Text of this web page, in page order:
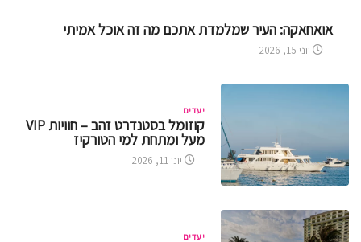
אואחאקה: העיר שמלמדת אתכם מה זה אוכל אמיתי
יוני 15, 2026
יעדים
קוזומל בסטנדרט זהב – חוויות VIP
מעל ומתחת למי הטורקיז
יוני 11, 2026
יעדים